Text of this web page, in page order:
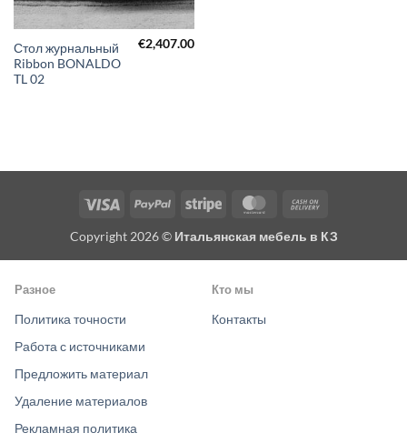
Стол журнальный
Ribbon BONALDO
TL 02
€2,407.00
Visa PayPal Stripe MasterCard
Delivery
Copyright 2026 © Итальянская мебель в КЗ
Разное
Политика точности
Работа с источниками
Предложить материал
Удаление материалов
Рекламная политика
Кто мы
Контакты